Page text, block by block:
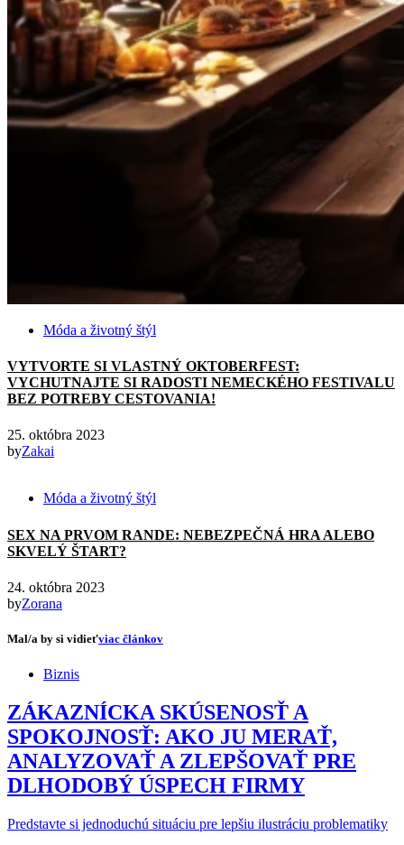
Móda a životný štýl
VYTVORTE SI VLASTNÝ OKTOBERFEST:
VYCHUTNAJTE SI RADOSTI NEMECKÉHO FESTIVALU
BEZ POTREBY CESTOVANIA!
25. októbra 2023
byZakai
Móda a životný štýl
SEX NA PRVOM RANDE: NEBEZPEČNÁ HRA ALEBO
SKVELÝ ŠTART?
24. októbra 2023
byZorana
Mal/a by si vidieťviac článkov
Biznis
ZÁKAZNÍCKA SKÚSENOSŤ A
SPOKOJNOSŤ: AKO JU MERAŤ,
ANALYZOVAŤ A ZLEPŠOVAŤ PRE
DLHODOBÝ ÚSPECH FIRMY
Predstavte si jednoduchú situáciu pre lepšiu ilustráciu problematiky